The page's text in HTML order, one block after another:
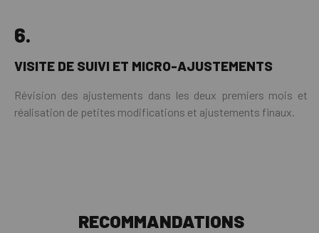
6.
VISITE DE SUIVI ET MICRO-AJUSTEMENTS
Révision des ajustements dans les deux premiers mois et
réalisation de petites modifications et ajustements finaux.
RECOMMANDATIONS